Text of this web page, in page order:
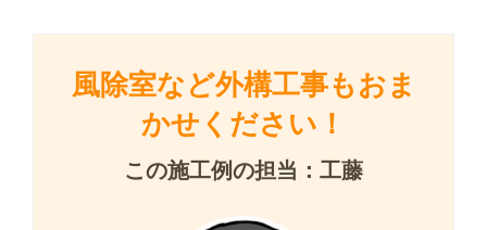
風除室など外構工事もおま
かせください！
この施工例の担当：工藤